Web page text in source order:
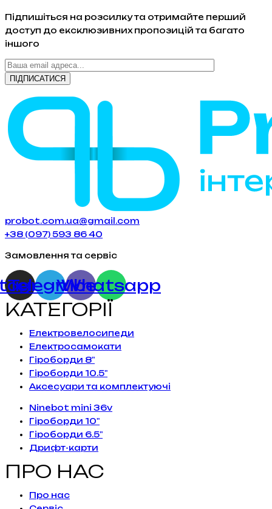
Підпишіться на розсилку та отримайте перший
доступ до ексклюзивних пропозицій та багато
іншого
probot.com.ua@gmail.com
+38 (097) 593 86 40
Замовлення та сервіс
Telegram
Viber
Whatsapp
КАТЕГОРІЇ
Електровелосипеди
Електросамокати
Гіроборди 8"
Гіроборди 10.5"
Аксесуари та комплектуючі
Ninebot mini 36v
Гіроборди 10"
Гіроборди 6.5"
Дрифт-карти
ПРО НАС
Про нас